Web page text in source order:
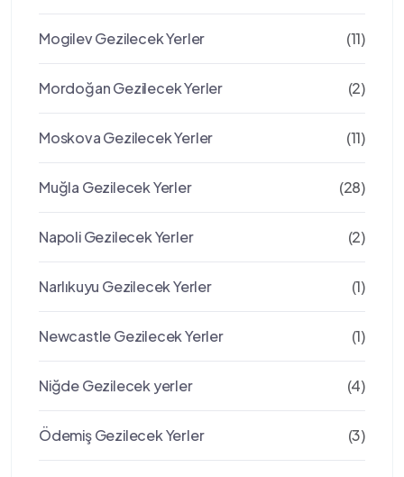
Mogilev Gezilecek Yerler (11)
Mordoğan Gezilecek Yerler (2)
Moskova Gezilecek Yerler (11)
Muğla Gezilecek Yerler (28)
Napoli Gezilecek Yerler (2)
Narlıkuyu Gezilecek Yerler (1)
Newcastle Gezilecek Yerler (1)
Niğde Gezilecek yerler (4)
Ödemiş Gezilecek Yerler (3)